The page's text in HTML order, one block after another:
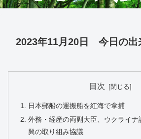
2023年11月20日 今日の出
目次
日本郵船の運搬船を紅海で拿捕
外務・経産の両副大臣、ウクライナ
興の取り組み協議